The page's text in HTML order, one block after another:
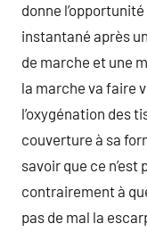
donne
instantané après
de marche et une
la marche va faire
l’oxygénation des
couverture à sa
savoir que ce n’est
contrairement à
pas de mal la